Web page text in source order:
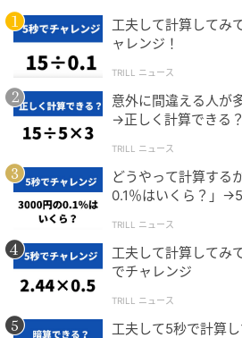
※当メディアでご紹介する数学関
複数の解法をもつものもございま
あくまでも一例のご紹介に留ま
さい。
文（編集）：ニシケン
2年間、地方の学習塾に勤めて独
教師として働きながら、都内の難
予想問題や適性検査の執筆活動
んの受験生のためになる良質な
人が見てもわかりやすい解答・解
る。
工夫して計算してみ
ャレンジ！
TRILL ニュース
意外に間違える人が
→正しく計算できる？
TRILL ニュース
どうやって計算する
0.1％はいくら？」
TRILL ニュース
工夫して計算して
でチャレンジ
TRILL ニュース
工夫して5秒で計算